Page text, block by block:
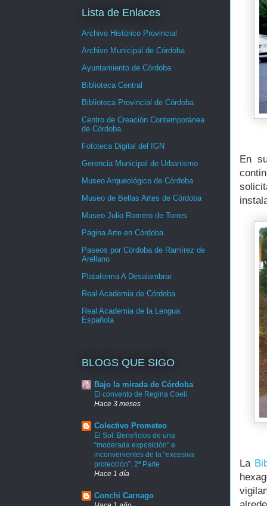
En
La
Lista de Enlaces
Archivo Histórico Provincial
Archivo Municipal de Córdoba
Ayuntamiento de Córdoba
Biblioteca Central
Biblioteca Provincial de Córdoba
Centro de Creación Contemporánea
de Córdoba
Fototeca Digital del IGN
Gerencia Municipal de Urbanismo
Museo Arqueológico de Córdoba
Museo de Bellas Artes de Córdoba
Museo Julio Romero de Torres
Página Arte en Córdoba
Paseos por Córdoba de Ramírez de
Arellano
Plataforma A Desalambrar
Real Academia de Córdoba
Real Academia de la Lengua
Española
BLOGS QUE SIGO
Bajo la mirada de Córdoba
El convento de Regina Coeli
Hace 3 meses
Colectivo Prometeo
El Sol: Beneficios de una
“moderada exposición” e
inconvenientes de la “excesiva
protección”. 2ª Parte
Hace 1 día
Conchi Carnago